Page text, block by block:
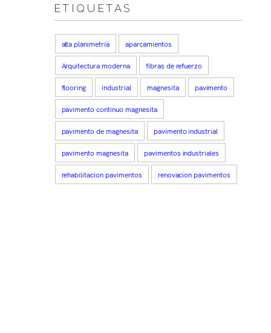
ETIQUETAS
alta planimetría aparcamientos
Arquitectura moderna fibras de refuerzo
flooring industrial magnesita pavimento
pavimento continuo magnesita
pavimento de magnesita pavimento industrial
pavimento magnesita pavimentos industriales
rehabilitacion pavimentos renovacion pavimentos